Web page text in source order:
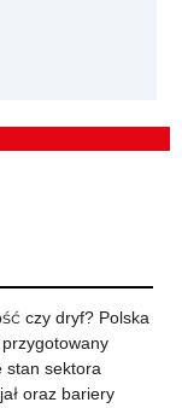
czy dryf? Polska
stan sektora
oraz bariery